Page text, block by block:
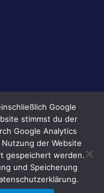
Google
stimmst du der
Google Analytics
der Website
gespeichert werden.
und Speicherung